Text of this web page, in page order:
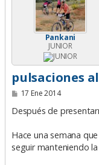
Pankani
JUNIOR
pulsaciones
M
n
j
e
17 Ene 2014
Después de
Hace una semana
seguir manteniendo